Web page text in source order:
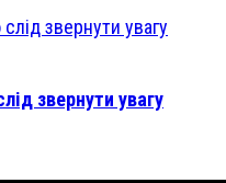
звернути увагу